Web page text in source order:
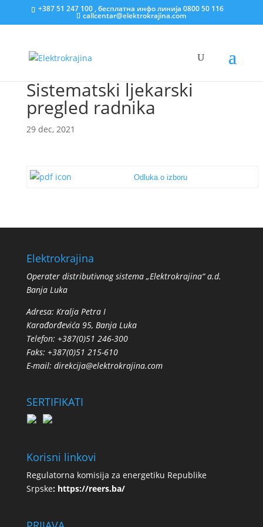
+387 51 247 100 , бесплатна инфо линија 0800 50 116
callcentar@elektrokrajina.com
Sistematski ljekarski
pregled radnika
29 dec, 2021
Odluka o izboru
Elektrokrajina
Operater distributivnog sistema „Elektrokrajina“ a.d.
Banja Luka
Adresa: Кralja Petra I
Кarađorđevića 95, Banja Luka
Telefon: +387(0)51 246-300
Faks: +387(0)51 215-610
E-mail: direkcija@elektrokrajina.com
SERTIFIKATI
Korisni linkovi
Regulatorna komisija za energetiku Republike
Srpske: https://reers.ba/